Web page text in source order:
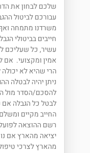
שלכם לבחון את
עבורכם לביטול
משרדנו מתמחה
עשיר, כל שעליכם
אמין ומקצועי.
הרי שהיא לא
ניתן יהיה לבטלה
להסכם/הסדר מול
לבטל כל הגבלה אם
החייב מקיים
רשם ההוצאה
יציאה מהארץ אם
מהארץ לצרכי